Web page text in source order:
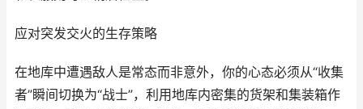
应对突发交火的生存策略
在地库中遭遇敌人是常态而非意外，你的心态必须从“收集
者”瞬间切换为“战士”，利用地库内密集的货架和集装箱作